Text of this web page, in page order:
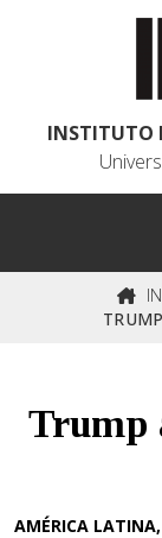
INSTITUTO
Trump
AMÉRICA LATINA